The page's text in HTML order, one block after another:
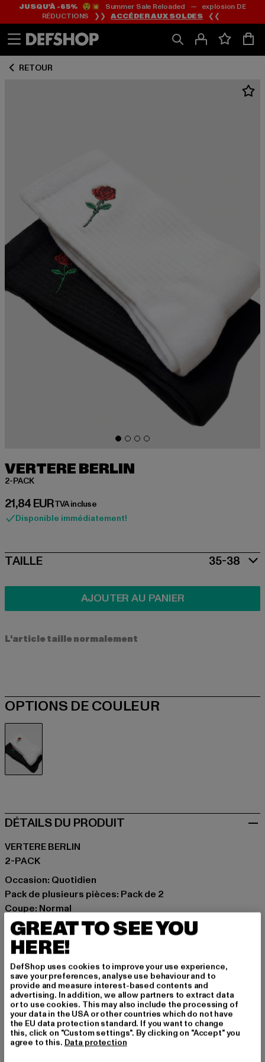
Passer
au
Passer
au
de
JUSQU’À -65%😲💥 Summer Sale Reloaded — explosion DE
RÉDUCTIONS ❯❯ACCÉDER AUX SOLDES ❮❮
RETOUR
VERTERE BERLIN
2-PACK
21,84 EUR
Prix courant: 21,84 EUR
TVA incluse
Disponible immédiatement!
SIZE
TAILLE 35-38
AJOUTER AU PANIER
L'article taille normalement
OPTIONS DE COULEUR
DÉTAILS DU PRODUIT
VERTERE BERLIN
2-PACK
Occasion: Quotidien
Pack de plusieurs pièces: Pack de 2
Coupe: Normal
Marque: Vertere Berlin
Catégorie: Apparel
Couleur: schwarz, weiß
Couleur du fabricant: rose embroidery
Composition du matériau: 76% Coton, 22% Polyamide,
2% Élasthanne
Art.Nr: VER-SOCKS72-23301
TAILLE
GREAT TO SEE YOU
HERE!
DefShop uses cookies to improve your use experience,
save your preferences, analyse use behaviour and to
provide and measure interest-based contents and
advertising. In addition, we allow partners to extract data
or to use cookies. This may also include the processing of
your data in the USA or other countries which do not have
the EU data protection standard. If you want to change
this, click on "Custom settings". By clicking on "Accept" you
agree to this. Data protection